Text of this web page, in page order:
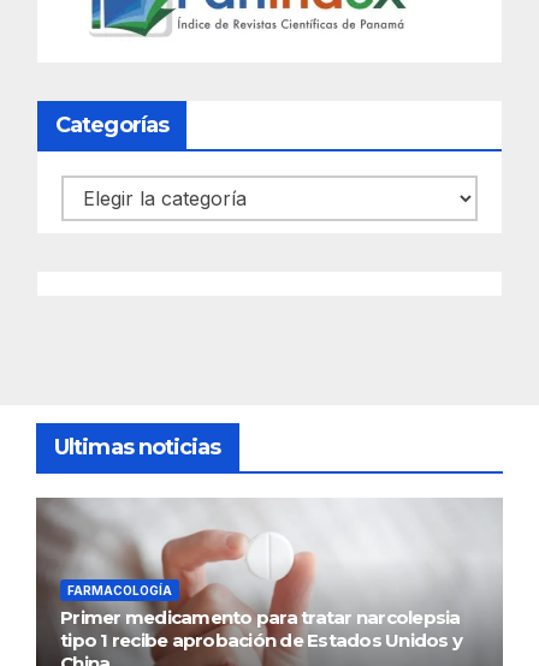
Categorías
Categorías
Ultimas noticias
FARMACOLOGÍA
Primer medicamento para tratar narcolepsia
tipo 1 recibe aprobación de Estados Unidos y